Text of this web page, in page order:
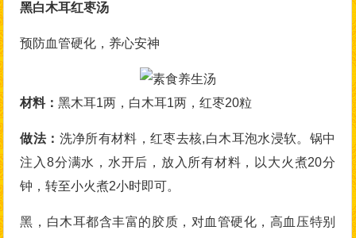
黑白木耳红枣汤
预防血管硬化，养心安神
材料：黑木耳1两，白木耳1两，红枣20粒
做法： 洗净所有材料，红枣去核,白木耳泡水浸软。锅中
注入8分满水，水开后，放入所有材料，以大火煮20分
钟，转至小火煮2小时即可。
黑，白木耳都含丰富的胶质，对血管硬化，高血压特别